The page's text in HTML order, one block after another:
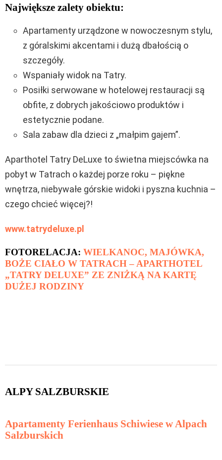
Największe zalety obiektu:
Apartamenty urządzone w nowoczesnym stylu,
z góralskimi akcentami i dużą dbałością o
szczegóły.
Wspaniały widok na Tatry.
Posiłki serwowane w hotelowej restauracji są
obfite, z dobrych jakościowo produktów i
estetycznie podane.
Sala zabaw dla dzieci z „małpim gajem”.
Aparthotel Tatry DeLuxe to świetna miejscówka na
pobyt w Tatrach o każdej porze roku – piękne
wnętrza, niebywałe górskie widoki i pyszna kuchnia –
czego chcieć więcej?!
www.tatrydeluxe.pl
FOTORELACJA: WIELKANOC, MAJÓWKA,
BOŻE CIAŁO W TATRACH – APARTHOTEL
„TATRY DELUXE” ZE ZNIŻKĄ NA KARTĘ
DUŻEJ RODZINY
ALPY SALZBURSKIE
Apartamenty Ferienhaus Schiwiese w Alpach
Salzburskich